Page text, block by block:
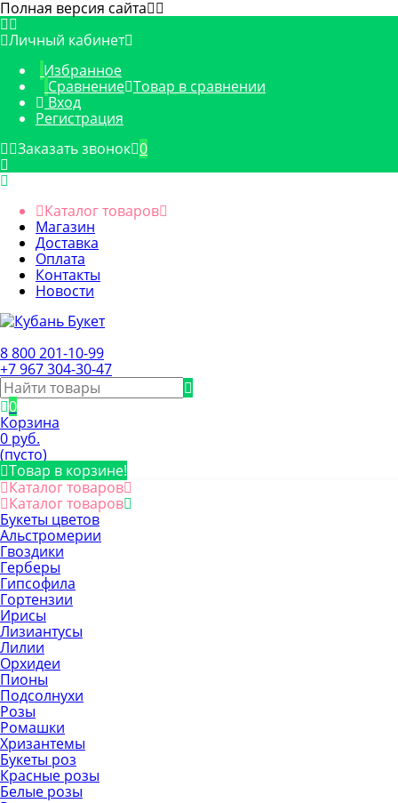
Полная версия сайта
Личный кабинет
Избранное
Сравнение Товар в сравнении
Вход
Регистрация
Заказать звонок 0
Каталог товаров
Магазин
Доставка
Оплата
Контакты
Новости
8 800 201-10-99
+7 967 304-30-47
0
Корзина
0 руб.
(пусто)
Товар в корзине!
Каталог товаров
Каталог товаров
Букеты цветов
Альстромерии
Гвоздики
Герберы
Гипсофила
Гортензии
Ирисы
Лизиантусы
Лилии
Орхидеи
Пионы
Подсолнухи
Розы
Ромашки
Хризантемы
Букеты роз
Красные розы
Белые розы